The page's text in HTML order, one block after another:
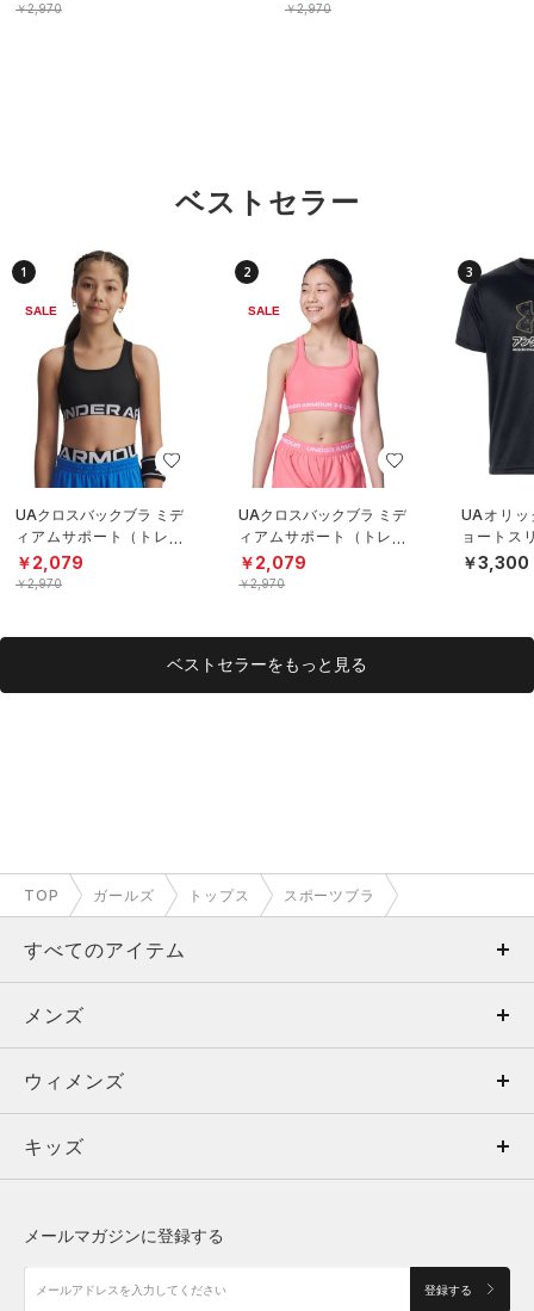
￥2,970
￥2,970
ベストセラー
1
SALE
UAクロスバックブラ ミデ
ィアムサポート（トレー
ニング/GIRLS）
￥2,079
￥2,970
2
SALE
UAクロスバックブラ ミデ
ィアムサポート（トレー
ニング/GIRLS）
￥2,079
￥2,970
3
UAオリッ
ョートス
〈オリっ
￥3,300
ベストセラーをもっと見る
TOP ガールズ トップス スポーツブラ
すべてのアイテム
メンズ
ウィメンズ
キッズ
アクセサリー
メンズ
トップス
ボトムス
アクセサリー
ウィメンズ
トップス
シューズ
キッズ
メールマガジンに登録する
登録する